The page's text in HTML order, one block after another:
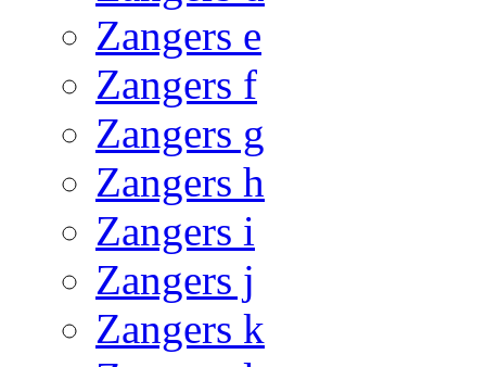
Zangers e
Zangers f
Zangers g
Zangers h
Zangers i
Zangers j
Zangers k